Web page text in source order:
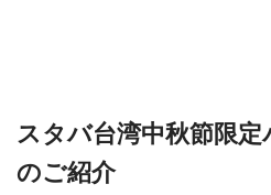
スタバ台湾中秋節限
のご紹介